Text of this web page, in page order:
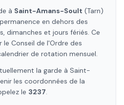
à Saint-Amans-Soult (Tarn)
en dehors des
dimanches et jours fériés. Ce
le Conseil de l'Ordre des
de rotation mensuel.
la garde à Saint-
les coordonnées de la
le 3237.